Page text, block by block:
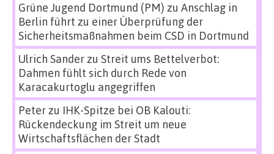
Grüne Jugend Dortmund (PM) zu Anschlag in
Berlin führt zu einer Überprüfung der
Sicherheitsmaßnahmen beim CSD in Dortmund
Ulrich Sanderzu Streit ums Bettelverbot:
Dahmen fühlt sich durch Rede von
Karacakurtoglu angegriffen
Peterzu IHK-Spitze bei OB Kalouti:
Rückendeckung im Streit um neue
Wirtschaftsflächen der Stadt